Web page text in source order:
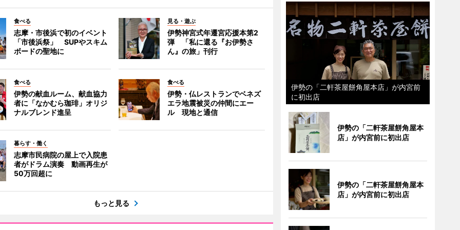
食べる
志摩・市後浜で初のイベント
「市後浜祭」 SUPやスキム
ボードの聖地に
見る・遊ぶ
伊勢神宮式年遷宮応援本第2
弾 「私に還る『お伊勢さ
ん』の旅」刊行
食べる
伊勢の献血ルーム、献血協力
者に「なかむら珈琲」オリジ
ナルブレンド進呈
食べる
伊勢・仏レストランでベネズ
エラ地震被災の仲間にエー
ル 現地と通信
暮らす・働く
志摩市民病院の屋上で入院患
者がドラム演奏 動画再生が
50万回超に
もっと見る
伊勢の「二軒茶屋餅角屋本店」が内宮前
に初出店
伊勢の「二軒茶屋餅角屋本
店」が内宮前に初出店
伊勢の「二軒茶屋餅角屋本
店」が内宮前に初出店